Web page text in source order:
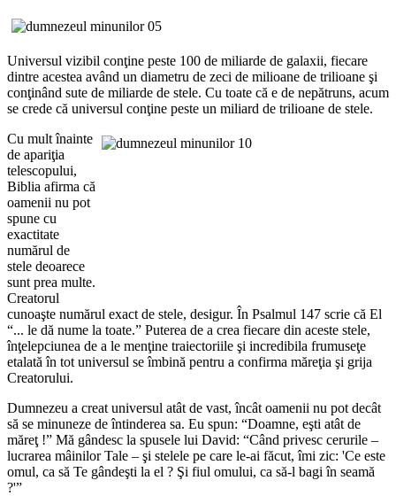
Universul vizibil conţine peste 100 de miliarde de galaxii, fiecare
dintre acestea având un diametru de zeci de milioane de trilioane şi
conţinând sute de miliarde de stele. Cu toate că e de nepătruns, acum
se crede că universul conţine peste un miliard de trilioane de stele.
Cu mult înainte
de apariţia
telescopului,
Biblia afirma că
oamenii nu pot
spune cu
exactitate
numărul de
stele deoarece
sunt prea multe.
Creatorul
cunoaşte numărul exact de stele, desigur. În Psalmul 147 scrie că El
“... le dă nume la toate.” Puterea de a crea fiecare din aceste stele,
înţelepciunea de a le menţine traiectoriile şi incredibila frumuseţe
etalată în tot universul se îmbină pentru a confirma măreţia şi grija
Creatorului.
Dumnezeu a creat universul atât de vast, încât oamenii nu pot decât
să se minuneze de întinderea sa. Eu spun: “Doamne, eşti atât de
măreţ !” Mă gândesc la spusele lui David: “Când privesc cerurile –
lucrarea mâinilor Tale – şi stelele pe care le-ai făcut, îmi zic: 'Ce este
omul, ca să Te gândeşti la el ? Şi fiul omului, ca să-l bagi în seamă
?'”